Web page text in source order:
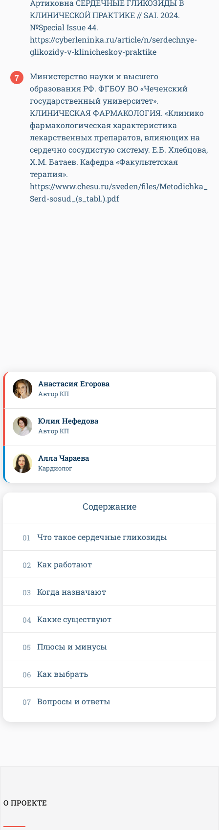
Артиковна СЕРДЕЧНЫЕ ГЛИКОЗИДЫ В
КЛИНИЧЕСКОЙ ПРАКТИКЕ // SAI. 2024.
№Special Issue 44.
https://cyberleninka.ru/article/n/serdechnye-
glikozidy-v-klinicheskoy-praktike
Министерство науки и высшего
образования РФ. ФГБОУ ВО «Чеченский
государственный университет».
КЛИНИЧЕСКАЯ ФАРМАКОЛОГИЯ. «Клинико
фармакологическая характеристика
лекарственных препаратов, влияющих на
сердечно сосудистую систему. Е.Б. Хлебцова,
Х.М. Батаев. Кафедра «Факультетская
терапия».
https://www.chesu.ru/sveden/files/Metodichka_
Serd-sosud_(s_tabl.).pdf
Анастасия Егорова
Автор КП
Юлия Нефедова
Автор КП
Алла Чараева
Кардиолог
Содержание
Что такое сердечные гликозиды
Как работают
Когда назначают
Какие существуют
Плюсы и минусы
Как выбрать
Вопросы и ответы
О ПРОЕКТЕ